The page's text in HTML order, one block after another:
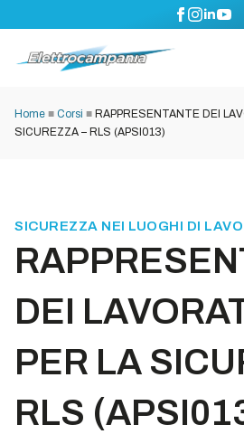
Home ■ Corsi ■ RAPPRESENTANTE DEI
SICUREZZA – RLS (APSI013)
SICUREZZA NEI LUOGHI DI
DEI
PER LA
RLS